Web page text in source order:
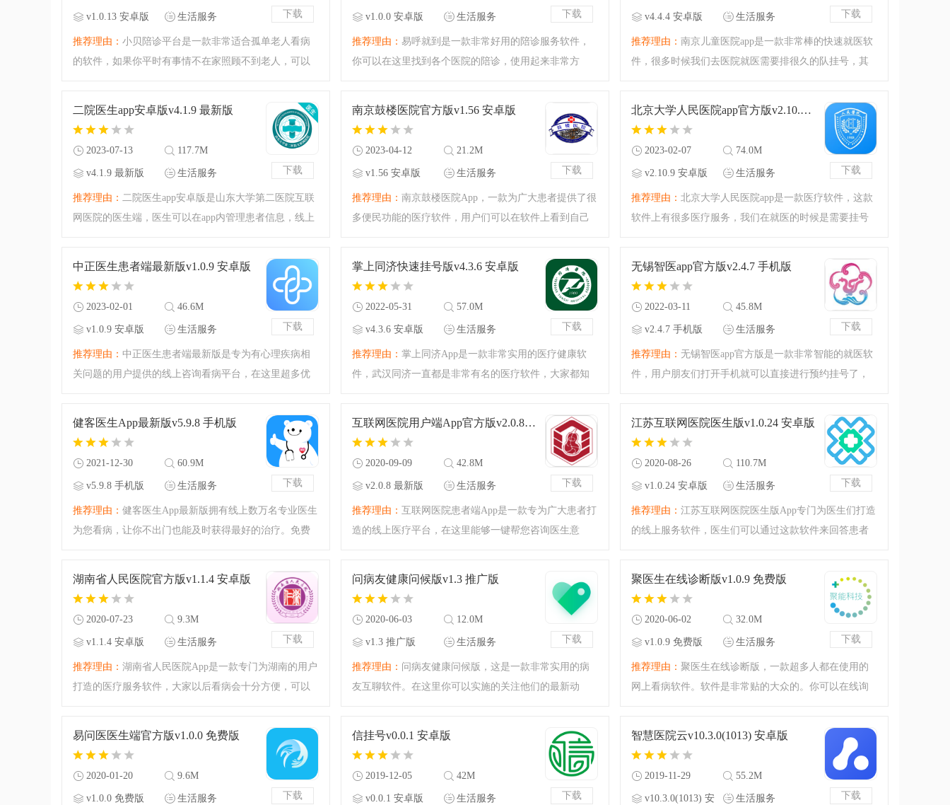
下载
v1.0.13 安卓版 生活服务
推荐理由： 小贝陪诊平台是一款非常适合孤单老人看病
的软件，如果你平时有事情不在家照顾不到老人，可以
们去看病，十分方便，也能让你轻松许多，快来下载试
下载
v1.0.0 安卓版 生活服务
推荐理由： 易呼就到是一款非常好用的陪诊服务软件，
你可以在这里找到各个医院的陪诊，使用起来非常方
下载
v4.4.4 安卓版 生活服务
推荐理由： 南京儿童医院app是一款非常棒的快速就医软
件，很多时候我们去医院就医需要排很久的队挂号，其
流程，给自己节省了很多时间，就医也更加高效，这里
下载
二院医生app安卓版v4.1.9 最新版
2023-07-13 117.7M
v4.1.9 最新版 生活服务
推荐理由： 二院医生app安卓版是山东大学第二医院互联
网医院的医生端，医生可以在app内管理患者信息，线上
下载
南京鼓楼医院官方版v1.56 安卓版
2023-04-12 21.2M
v1.56 安卓版 生活服务
推荐理由： 南京鼓楼医院App，一款为广大患者提供了很
多便民功能的医疗软件，用户们可以在软件上看到自己
有预约挂号的功能，省去了很多排队的麻烦，减少了就
下载
北京大学人民医院app官方版v2.10.9 安卓版
2023-02-07 74.0M
v2.10.9 安卓版 生活服务
推荐理由： 北京大学人民医院app是一款医疗软件，这款
软件上有很多医疗服务，我们在就医的时候是需要挂号
下载
中正医生患者端最新版v1.0.9 安卓版
2023-02-01 46.6M
v1.0.9 安卓版 生活服务
推荐理由： 中正医生患者端最新版是专为有心理疾病相
关问题的用户提供的线上咨询看病平台，在这里超多优
下载
掌上同济快速挂号版v4.3.6 安卓版
2022-05-31 57.0M
v4.3.6 安卓版 生活服务
推荐理由： 掌上同济App是一款非常实用的医疗健康软
件，武汉同济一直都是非常有名的医疗软件，大家都知
时，大家可以直接在这款软件上进行预约挂号，还能在
下载
无锡智医app官方版v2.4.7 手机版
2022-03-11 45.8M
v2.4.7 手机版 生活服务
推荐理由： 无锡智医app官方版是一款非常智能的就医软
件，用户朋友们打开手机就可以直接进行预约挂号了，
下载
健客医生App最新版v5.9.8 手机版
2021-12-30 60.9M
v5.9.8 手机版 生活服务
推荐理由： 健客医生App最新版拥有线上数万名专业医生
为您看病，让你不出门也能及时获得最好的治疗。免费
各科医生专家在线问诊，帮您保护您的健康，有需要的
下载
互联网医院用户端App官方版v2.0.8 最新版
2020-09-09 42.8M
v2.0.8 最新版 生活服务
推荐理由： 互联网医院患者端App是一款专为广大患者打
造的线上医疗平台，在这里能够一键帮您咨询医生意
下载
江苏互联网医院医生版v1.0.24 安卓版
2020-08-26 110.7M
v1.0.24 安卓版 生活服务
推荐理由： 江苏互联网医院医生版App专门为医生们打造
的线上服务软件，医生们可以通过这款软件来回答患者
下载
湖南省人民医院官方版v1.1.4 安卓版
2020-07-23 9.3M
v1.1.4 安卓版 生活服务
推荐理由： 湖南省人民医院App是一款专门为湖南的用户
打造的医疗服务软件，大家以后看病会十分方便，可以
了，为我们节约了很多时间，还有在线缴费、医疗咨
下载
问病友健康问候版v1.3 推广版
2020-06-03 12.0M
v1.3 推广版 生活服务
推荐理由： 问病友健康问候版，这是一款非常实用的病
友互聊软件。在这里你可以实施的关注他们的最新动
下载
聚医生在线诊断版v1.0.9 免费版
2020-06-02 32.0M
v1.0.9 免费版 生活服务
推荐理由： 聚医生在线诊断版，一款超多人都在使用的
网上看病软件。软件是非常贴的大众的。你可以在线询
疗健康知识，还可以找到相关医生询问建议等等，是一
下载
易问医医生端官方版v1.0.0 免费版
2020-01-20 9.6M
v1.0.0 免费版 生活服务 下载
信挂号v0.0.1 安卓版
2019-12-05 42M
v0.0.1 安卓版 生活服务 下载
智慧医院云v10.3.0(1013) 安卓版
2019-11-29 55.2M
v10.3.0(1013) 安
生活服务